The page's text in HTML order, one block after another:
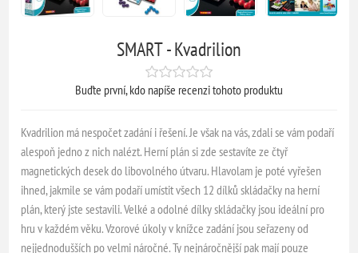
SMART - Kvadrilion
Buďte první, kdo napíše recenzi tohoto produktu
Kvadrilion má nespočet zadání i řešení. Je však na vás, zdali se vám podaří
alespoň jedno z nich nalézt. Herní plán si zde sestavíte ze čtyř
magnetických desek do libovolného útvaru. Hlavolam je poté vyřešen
ihned, jakmile se vám podaří umístit všech 12 dílků skládačky na herní
plán, který jste sestavili. Velké a odolné dílky skládačky jsou ideální pro
hru v každém věku. Vzorové úkoly v knížce zadání jsou seřazeny od
nejjednodušších po velmi náročné. Ty nejnáročnější pak mají pouze